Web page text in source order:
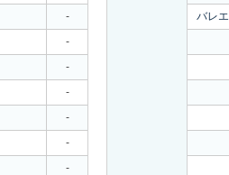
-
-
-
-
-
-
-
バレエ